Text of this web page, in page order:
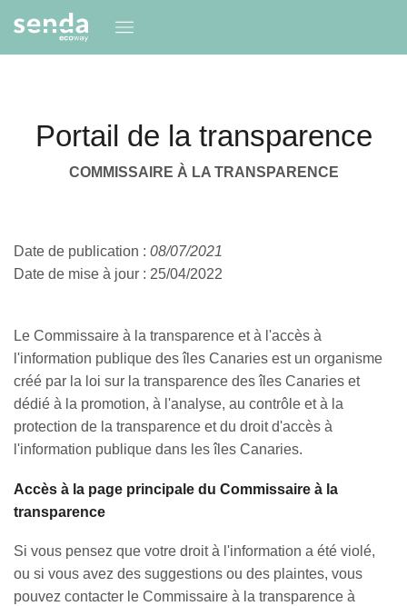
Portail de la transparence
COMMISSAIRE À LA TRANSPARENCE
Date de publication : 08/07/2021
Date de mise à jour : 25/04/2022
Le Commissaire à la transparence et à l'accès à
l'information publique des îles Canaries est un organisme
créé par la loi sur la transparence des îles Canaries et
dédié à la promotion, à l'analyse, au contrôle et à la
protection de la transparence et du droit d'accès à
l'information publique dans les îles Canaries.
Accès à la page principale du Commissaire à la
transparence
Si vous pensez que votre droit à l'information a été violé,
ou si vous avez des suggestions ou des plaintes, vous
pouvez contacter le Commissaire à la transparence à